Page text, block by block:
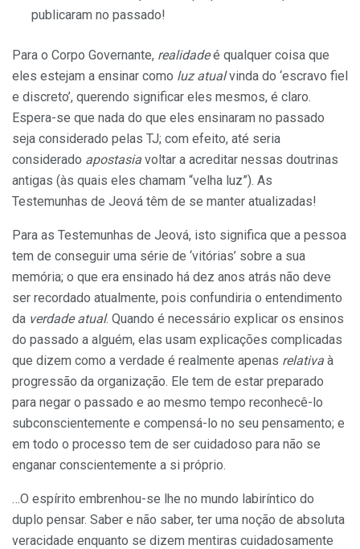
publicaram no passado!
Para o Corpo Governante, realidadeé qualquer coisa que
eles estejam a ensinar como luz atualvinda do ‘escravo fiel
e discreto’, querendo significar eles mesmos, é claro.
Espera-se que nada do que eles ensinaram no passado
seja considerado pelas TJ; com efeito, até seria
considerado apostasia voltar a acreditar nessas doutrinas
antigas (às quais eles chamam “velha luz”). As
Testemunhas de Jeová têm de se manter atualizadas!
Para as Testemunhas de Jeová, isto significa que a pessoa
tem de conseguir uma série de ‘vitórias’ sobre a sua
memória; o que era ensinado há dez anos atrás não deve
ser recordado atualmente, pois confundiria o entendimento
da verdade atual. Quando é necessário explicar os ensinos
do passado a alguém, elas usam explicações complicadas
que dizem como a verdade é realmente apenas relativa à
progressão da organização. Ele tem de estar preparado
para negar o passado e ao mesmo tempo reconhecê-lo
subconscientemente e compensá-lo no seu pensamento; e
em todo o processo tem de ser cuidadoso para não se
enganar conscientemente a si próprio.
…O espírito embrenhou-se lhe no mundo labiríntico do
duplo pensar. Saber e não saber, ter uma noção de absoluta
veracidade enquanto se dizem mentiras cuidadosamente